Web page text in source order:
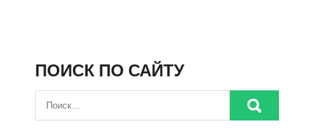
ПОИСК ПО САЙТУ